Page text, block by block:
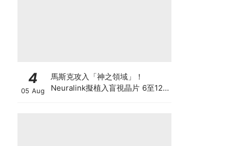
4
05 Aug
馬斯克攻入「神之領域」！
Neuralink擬植入盲視晶片 6至12